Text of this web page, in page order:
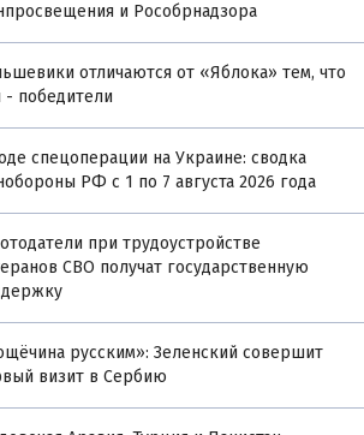
и Рособрнадзора
отличаются от «Яблока» тем, что
- победители
спецоперации на Украине: сводка
РФ с 1 по 7 августа 2026 года
при трудоустройстве
СВО получат государственную
русским»: Зеленский совершит
визит в Сербию